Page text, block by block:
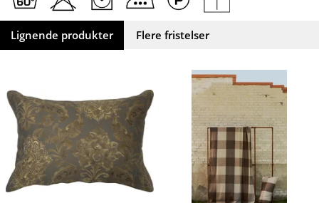
Lignende produkter Flere fristelser